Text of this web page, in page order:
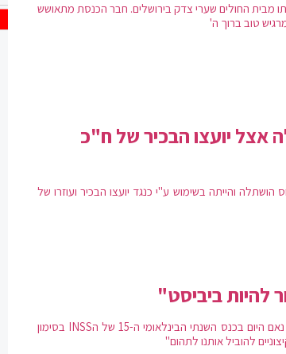
מבית החולים שערי צדק בירושלים. חבר הכנסת מתאושש
טוב ברוך ה'
אצל יועצו הבכיר של ח"כ
הושתלה והייתה בשימוש ע"י כנגד יועצו הבכיר ועוזרו של
להיות ביביסט"
שר החוץ ויו"ר יש עתיד, יאיר לפיד נאם היום בכנס השנתי הבינלאומי ה-15 של הINSS בסימון
להוביל אותנו לתהום"